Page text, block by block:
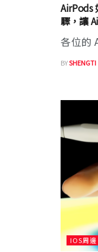
AirPods
驟，讓
各位的
BYSHENGTI
IOS周邊